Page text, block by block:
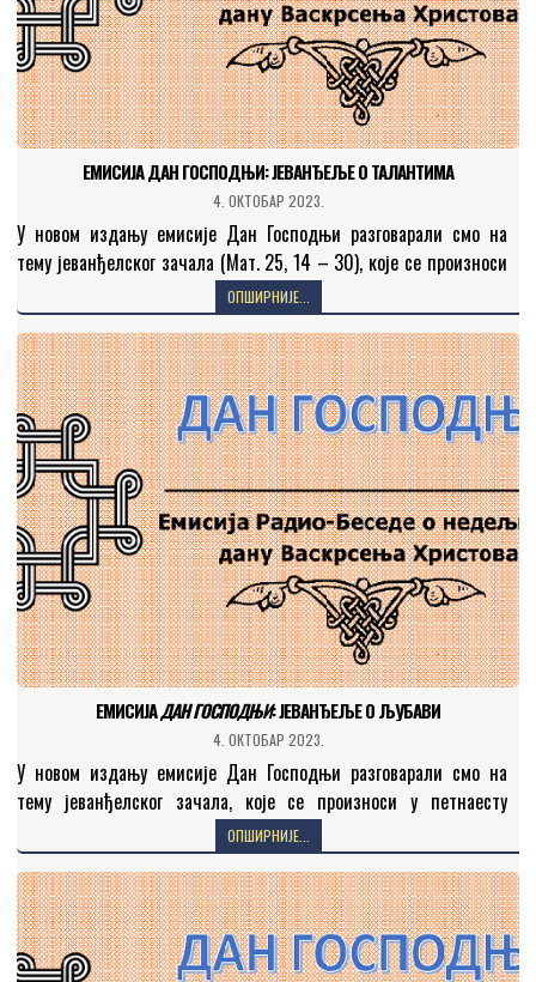
ЕМИСИЈА ДАН ГОСПОДЊИ: JEВАНЂЕЉЕ О ТАЛАНТИМА
4. ОКТОБАР 2023.
У новом издању емисије Дан Господњи разговарали смо на
тему јеванђелског зачала (Мат. 25, 14 – 30), које се произноси
у шеснаесту недељу по празнику…
ОПШИРНИЈЕ...
ЕМИСИЈАДАН ГОСПОДЊИ: JEВАНЂЕЉЕ О ЉУБАВИ
4. ОКТОБАР 2023.
У новом издању емисије Дан Господњи разговарали смо на
тему јеванђелског зачала, које се произноси у петнаесту
недељу по празнику свете Педесетнице (Мат. 22, 35…
ОПШИРНИЈЕ...